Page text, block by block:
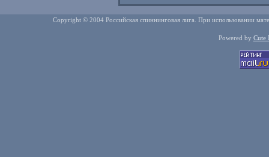
Copyright © 2004 Российская спиннинговая лига. При использовании
Powered by Cute